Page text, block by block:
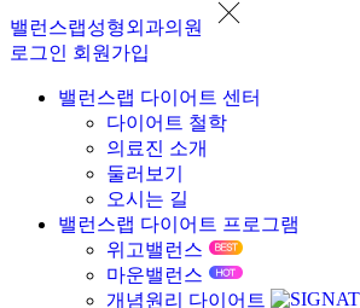
밸런스랩성형외과의원
로그인 회원가입
밸런스랩 다이어트 센터
다이어트 철학
의료진 소개
둘러보기
오시는 길
밸런스랩 다이어트 프로그램
위고밸런스
마운밸런스
개념원리 다이어트